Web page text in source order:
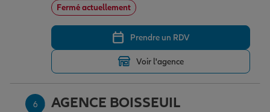
Fermé actuellement
Prendre un RDV
Voir l'agence
6 AGENCE BOISSEUIL